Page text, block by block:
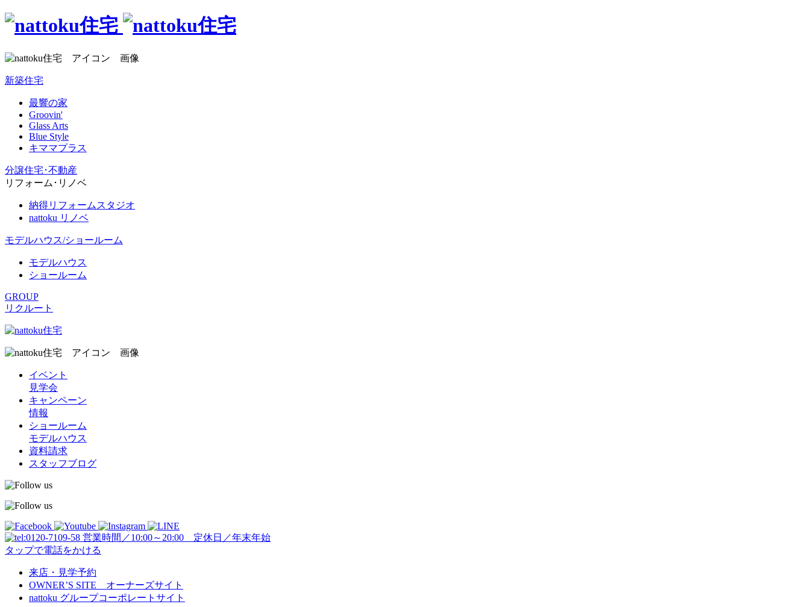
新築住宅
最響の家
Groovin'
Glass Arts
Blue Style
キママプラス
分譲住宅･不動産
リフォーム･リノベ
納得リフォームスタジオ
nattoku リノベ
モデルハウス/ショールーム
モデルハウス
ショールーム
GROUP
リクルート
イベント
見学会
キャンペーン
情報
ショールーム
モデルハウス
資料請求
スタッフブログ
営業時間／10:00～20:00 定休日／年末年始
タップで電話をかける
来店・見学予約
OWNER’S SITE オーナーズサイト
nattoku グループコーポレートサイト